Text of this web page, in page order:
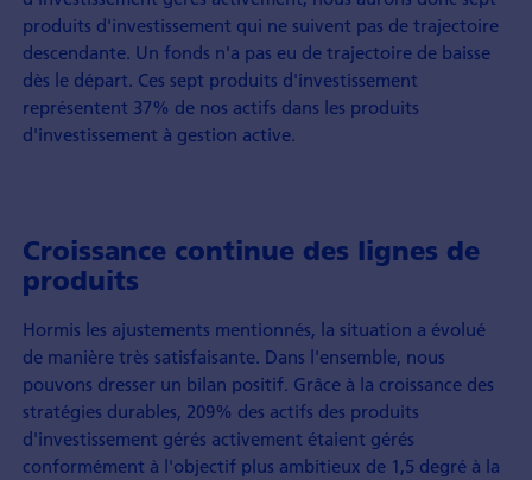
produits d'investissement qui ne suivent pas de trajectoire
descendante. Un fonds n'a pas eu de trajectoire de baisse
dès le départ. Ces sept produits d'investissement
représentent 37% de nos actifs dans les produits
d'investissement à gestion active.
Croissance continue des lignes de
produits
Hormis les ajustements mentionnés, la situation a évolué
de manière très satisfaisante. Dans l'ensemble, nous
pouvons dresser un bilan positif. Grâce à la croissance des
stratégies durables, 209% des actifs des produits
d'investissement gérés activement étaient gérés
conformément à l'objectif plus ambitieux de 1,5 degré à la